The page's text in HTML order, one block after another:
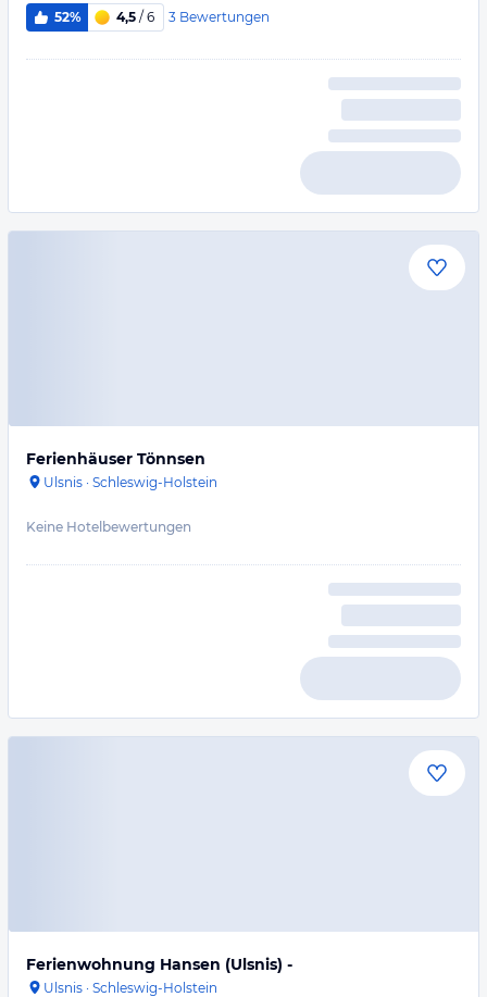
52% 4,5 / 6 3 Bewertungen
Ferienhäuser Tönnsen
Ulsnis · Schleswig-Holstein
Keine Hotelbewertungen
Ferienwohnung Hansen (Ulsnis) -
Ulsnis · Schleswig-Holstein